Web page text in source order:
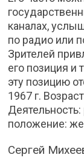
каналах,
по радио или
Зрителей
его позиция и
эту позицию
1967 г.
положение:
Сергей